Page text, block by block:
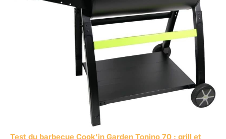
Test du barbecue Cook’in Garden Tonino 70 : grill et